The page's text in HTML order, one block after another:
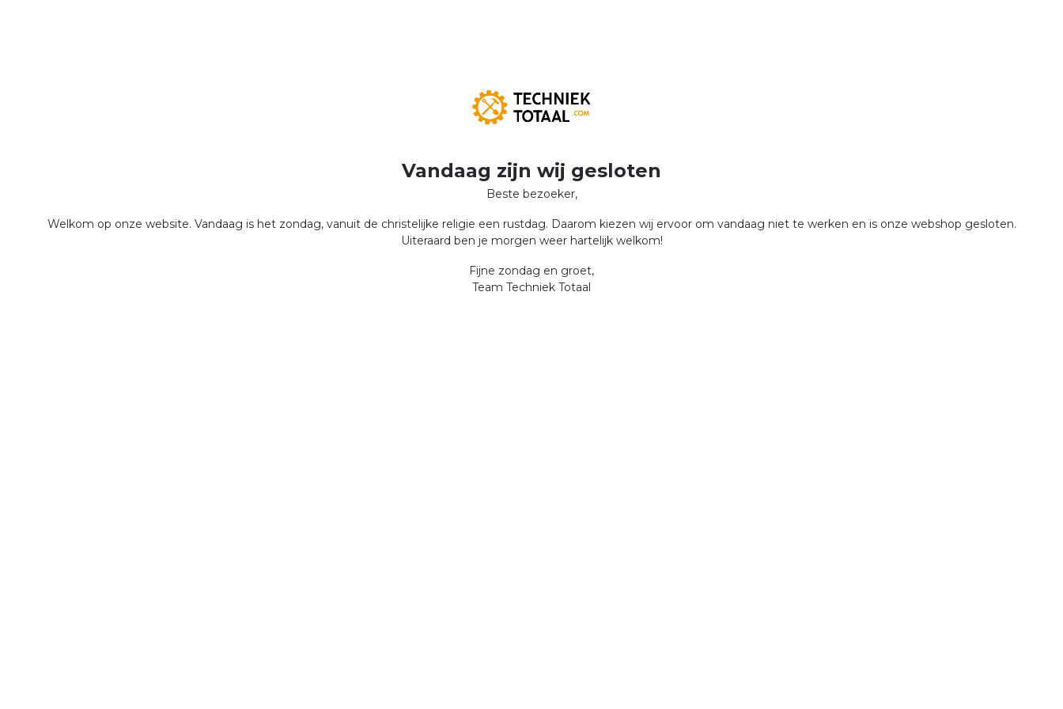
Vandaag zijn wij gesloten
Beste bezoeker,
Welkom op onze website. Vandaag is het zondag, vanuit de christelijke religie een rustdag. Daarom kiezen wij ervoor om vandaag niet te werken en is onze webshop gesloten.
Uiteraard ben je morgen weer hartelijk welkom!
Fijne zondag en groet,
Team Techniek Totaal